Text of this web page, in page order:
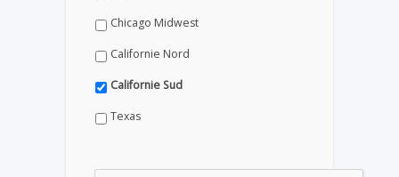
Chicago Midwest
Californie Nord
Californie Sud
Texas